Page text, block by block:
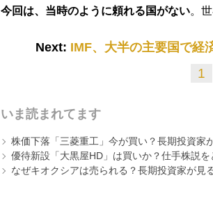
今回は、当時のように頼れる国がない。
Next: IMF、大半の主要国で経
1
いま読まれてます
株価下落「三菱重工」今が買い？長期投資家
優待新設「大黒屋HD」は買いか？仕手株説
なぜキオクシアは売られる？長期投資家が見